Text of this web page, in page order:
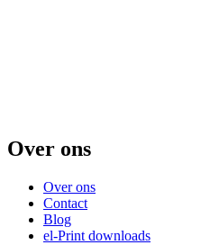
Over ons
Over ons
Contact
Blog
el-Print downloads